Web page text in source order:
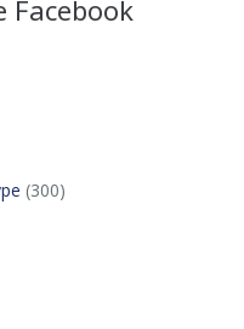
Facebook
(300)